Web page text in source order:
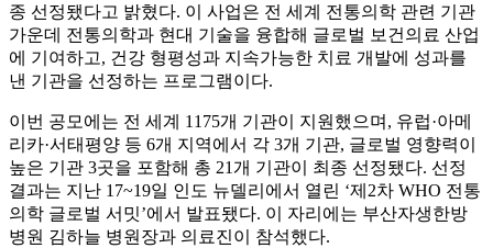
종 선정됐다고 밝혔다. 이 사업은 전 세계 전통의학 관련 기관
가운데 전통의학과 현대 기술을 융합해 글로벌 보건의료 산업
에 기여하고, 건강 형평성과 지속가능한 치료 개발에 성과를
낸 기관을 선정하는 프로그램이다.
이번 공모에는 전 세계 1175개 기관이 지원했으며, 유럽·아메
리카·서태평양 등 6개 지역에서 각 3개 기관, 글로벌 영향력이
높은 기관 3곳을 포함해 총 21개 기관이 최종 선정됐다. 선정
결과는 지난 17~19일 인도 뉴델리에서 열린 ‘제2차 WHO 전통
의학 글로벌 서밋’에서 발표됐다. 이 자리에는 부산자생한방
병원 김하늘 병원장과 의료진이 참석했다.